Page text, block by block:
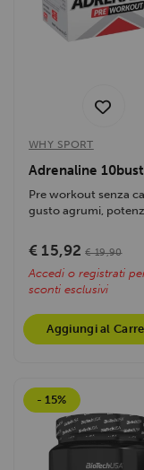
WHY SPORT
Adrenaline
Pre workout senza
gusto agrumi,
stimolanti....
€ 15,92 € 19,90
Accedi o registrati
sconti esclusivi
Aggiungi al
- 15%